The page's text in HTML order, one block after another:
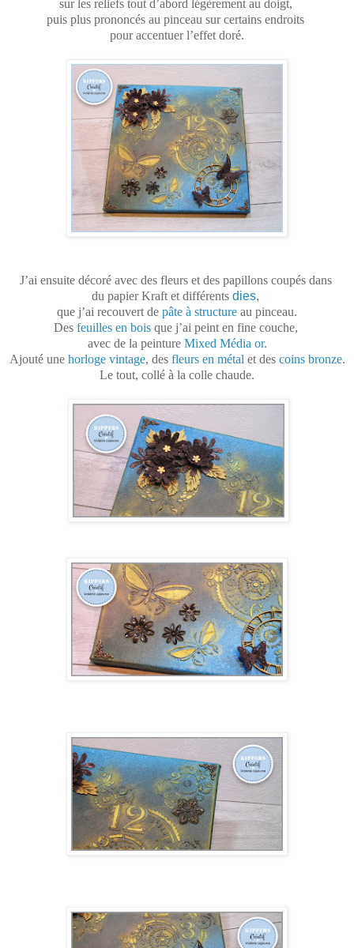
sur les reliefs tout d’abord légèrement au doigt,
puis plus prononcés au pinceau sur certains endroits
pour accentuer l’effet doré.
J’ai ensuite décoré avec des fleurs et des papillons coupés dans
du papier Kraft et différents dies,
que j’ai recouvert de pâte à structure au pinceau.
Des feuilles en boisque j’ai peint en fine couche,
avec de la peinture Mixed Média or.
Ajouté une horloge vintage, des fleurs en métal et des coins bronze.
Le tout, collé à la colle chaude.